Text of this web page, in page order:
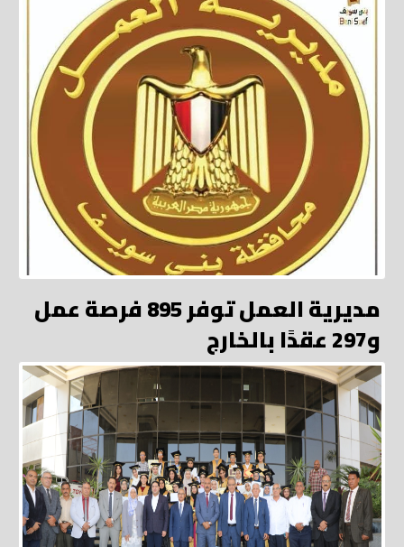
مديرية العمل توفر 895 فرصة عمل
و297 عقدًا بالخارج